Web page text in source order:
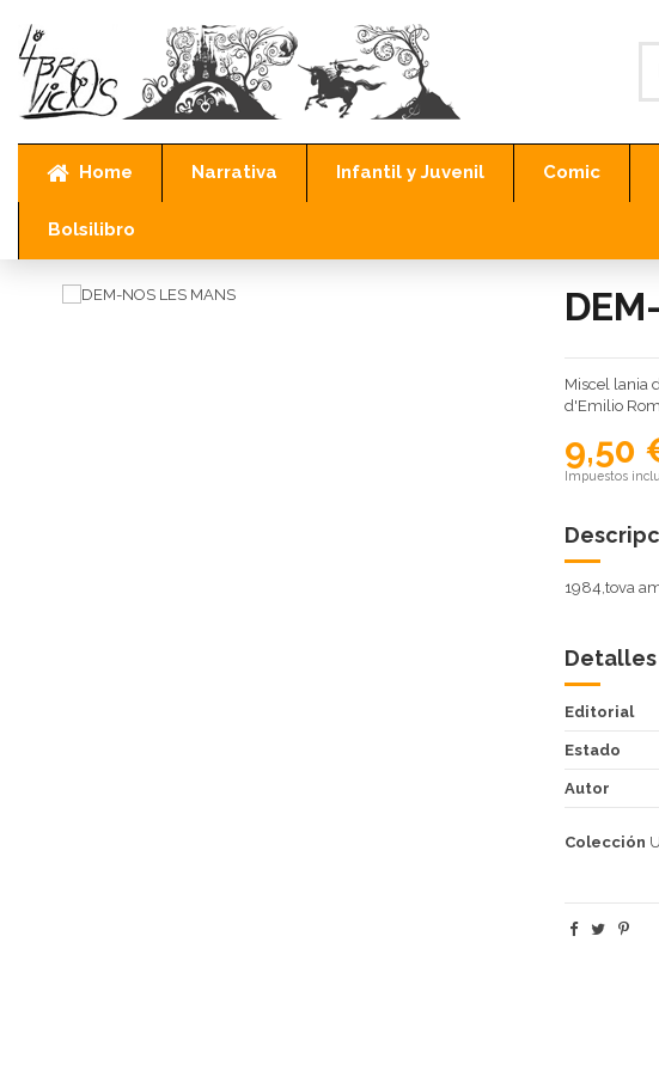
Home Narrativa Infantil y Juvenil Comic
Bolsilibro
Inicio Català DEM-NOS LES MANS
Miscel lania
d'Emilio
9,50
Impuestos
1984,tova
Editorial
Estado
Autor
Colección